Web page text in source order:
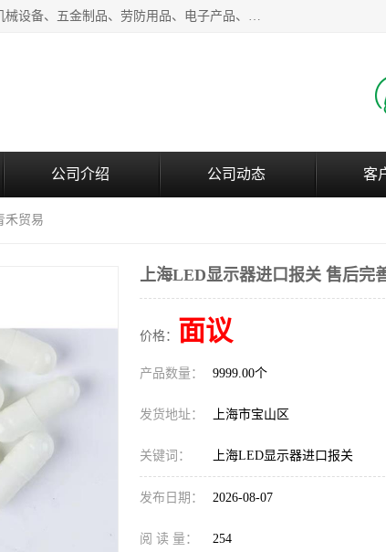
上海青禾贸易有限公司成立于2020年，注册地位于上海市宝山区。经营范围包括：机械设备、五金制品、劳防用品、电子产品、塑胶制品、家具、模具、纺织品、仪器仪表、建筑材料、装饰材料、化工产品、金属制品、机车配件等货物进出口报关、清关服务。
公司介绍 公司动态 客
禾贸易
上海LED显示器进口报关 售后完
价格： 面议
产品数量： 9999.00个
发货地址： 上海市宝山区
关键词： 上海LED显示器进口报关
发布日期： 2026-08-07
阅 读 量： 254